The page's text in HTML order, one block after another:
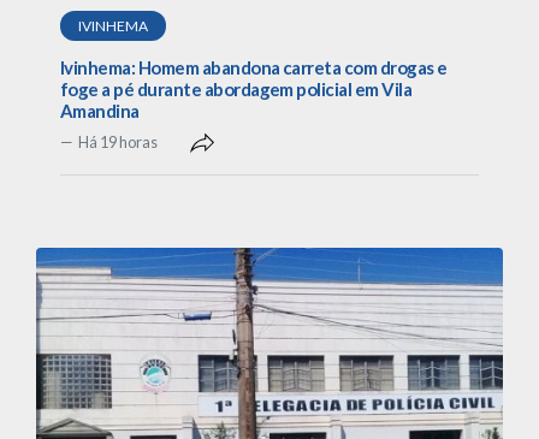
IVINHEMA
Ivinhema: Homem abandona carreta com drogas e
foge a pé durante abordagem policial em Vila
Amandina
Há 19 horas